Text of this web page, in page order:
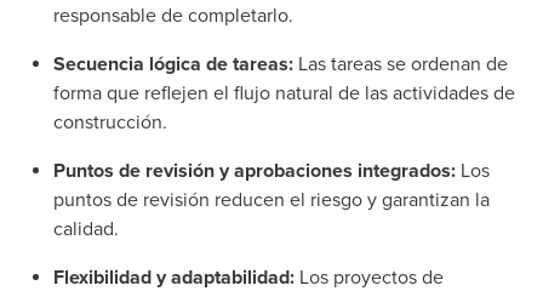
responsable de completarlo.
Secuencia lógica de tareas: Las tareas se ordenan de
forma que reflejen el flujo natural de las actividades de
construcción.
Puntos de revisión y aprobaciones integrados: Los
puntos de revisión reducen el riesgo y garantizan la
calidad.
Flexibilidad y adaptabilidad: Los proyectos de